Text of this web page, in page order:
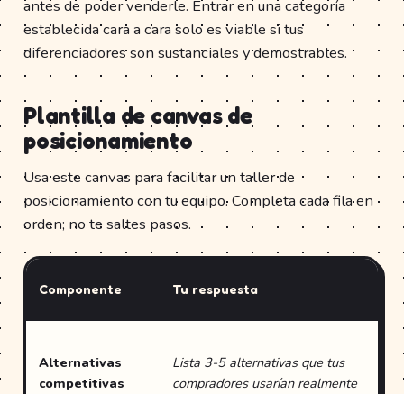
antes de poder venderle. Entrar en una categoría
establecida cara a cara solo es viable si tus
diferenciadores son sustanciales y demostrables.
Plantilla de canvas de
posicionamiento
Usa este canvas para facilitar un taller de
posicionamiento con tu equipo. Completa cada fila en
orden; no te saltes pasos.
Componente Tu respuesta
Alternativas
competitivas
Lista 3-5 alternativas que tus
compradores usarían realmente